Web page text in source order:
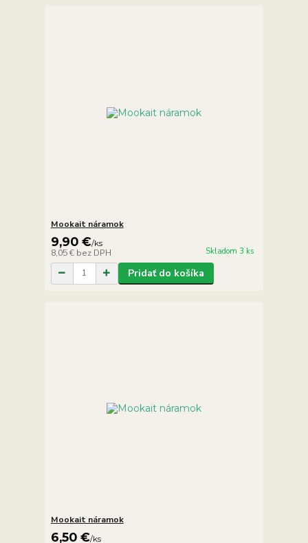
Mookait náramok
9,90 €/ks
8,05 € bez DPH Skladom 3 ks
Pridať do košíka
Mookait náramok
6,50 €/ks